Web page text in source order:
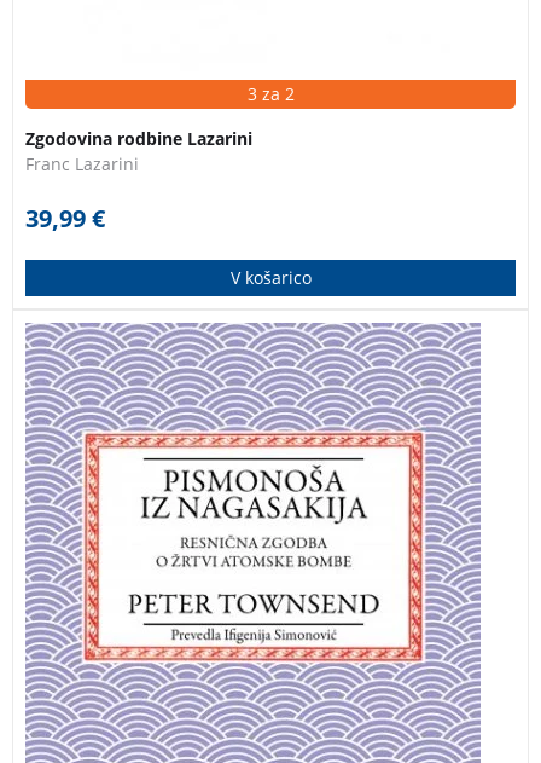
3 za 2
Zgodovina rodbine Lazarini
Franc Lazarini
39,99€
V košarico
Resnična zgodba o žrtvi atomske bombe. Peter
Townsend je sedemintrideset let po koncu vojne
odpotoval na Japonsko in se sestal z nekaterimi
žrtvami atomske bombe. Zapisal je zgodbo hibakuše
(žrtve atomske bombe) Sumitera Tanigučija, ki si je vse
do smrti leta 2017 prizadeval doseči prepoved
izdelave in uporabe jedrskega orožja.